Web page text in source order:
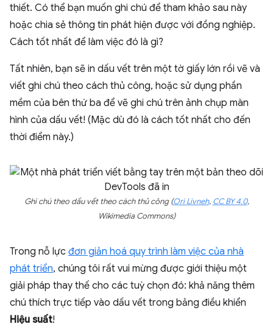
thiết. Có thể bạn muốn ghi chú để tham khảo sau này
hoặc chia sẻ thông tin phát hiện được với đồng nghiệp.
Cách tốt nhất để làm việc đó là gì?
Tất nhiên, bạn sẽ in dấu vết trên một tờ giấy lớn rồi vẽ và
viết ghi chú theo cách thủ công, hoặc sử dụng phần
mềm của bên thứ ba để vẽ ghi chú trên ảnh chụp màn
hình của dấu vết! (Mặc dù đó là cách tốt nhất cho đến
thời điểm này.)
Ghi chú theo dấu vết theo cách thủ công (Ori Livneh, CC BY 4.0,
Wikimedia Commons)
Trong nỗ lực đơn giản hoá quy trình làm việc của nhà
phát triển, chúng tôi rất vui mừng được giới thiệu một
giải pháp thay thế cho các tuỳ chọn đó: khả năng thêm
chú thích trực tiếp vào dấu vết trong bảng điều khiển
Hiệu suất!